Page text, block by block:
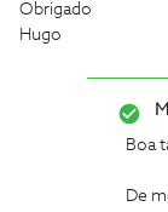
Obrigado
Hugo
Boa
De